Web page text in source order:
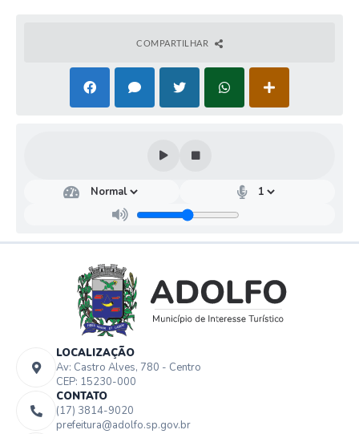
COMPARTILHAR
LOCALIZAÇÃO
Av: Castro Alves, 780 - Centro
CEP: 15230-000
CONTATO
(17) 3814-9020
prefeitura@adolfo.sp.gov.br